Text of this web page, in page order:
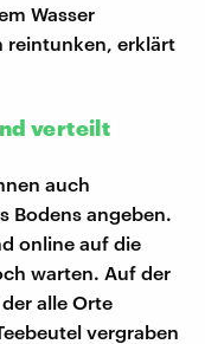
Wasser
reintunken, erklärt
verteilt
auch
Bodens angeben.
online auf die
warten. Auf der
der alle Orte
vergraben